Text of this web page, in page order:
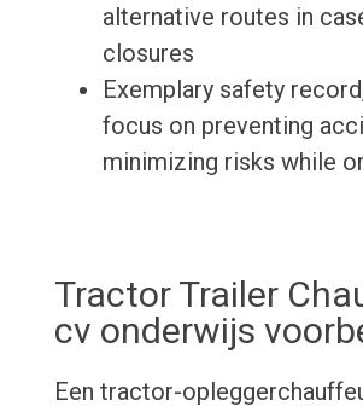
alternative routes in
closures
Exemplary safety
focus on preventing
minimizing risks while
Tractor Trailer
cv onderwijs
Een tractor-